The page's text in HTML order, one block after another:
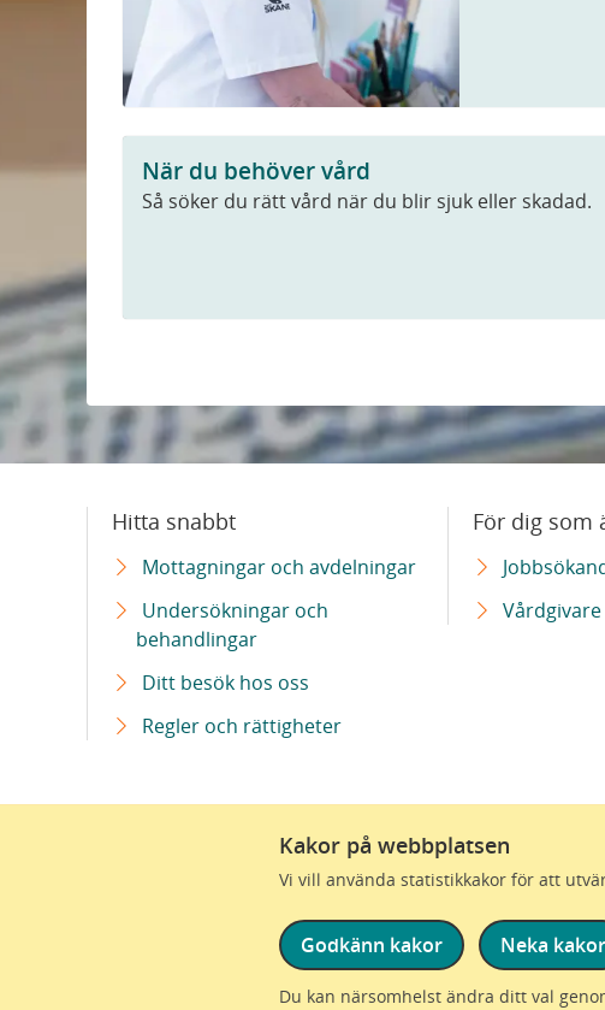
Kakor på webbplatsen
Vi vill använda statistikkakor för att
Godkänn kakor Neka kakor
Du kan närsomhelst ändra ditt val
När du behöver vård
Så söker du rätt vård när du blir sjuk eller skadad.
Hitta snabbt
Mottagningar och avdelningar
Undersökningar och
behandlingar
Ditt besök hos oss
Regler och rättigheter
För dig som
Vårdgivare
Vi är en del av Region Skåne